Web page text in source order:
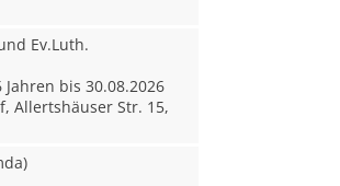
Ev.Luth.
bis 30.08.2026
Allertshäuser Str. 15,